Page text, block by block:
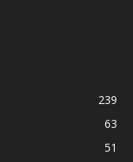
239
63
51